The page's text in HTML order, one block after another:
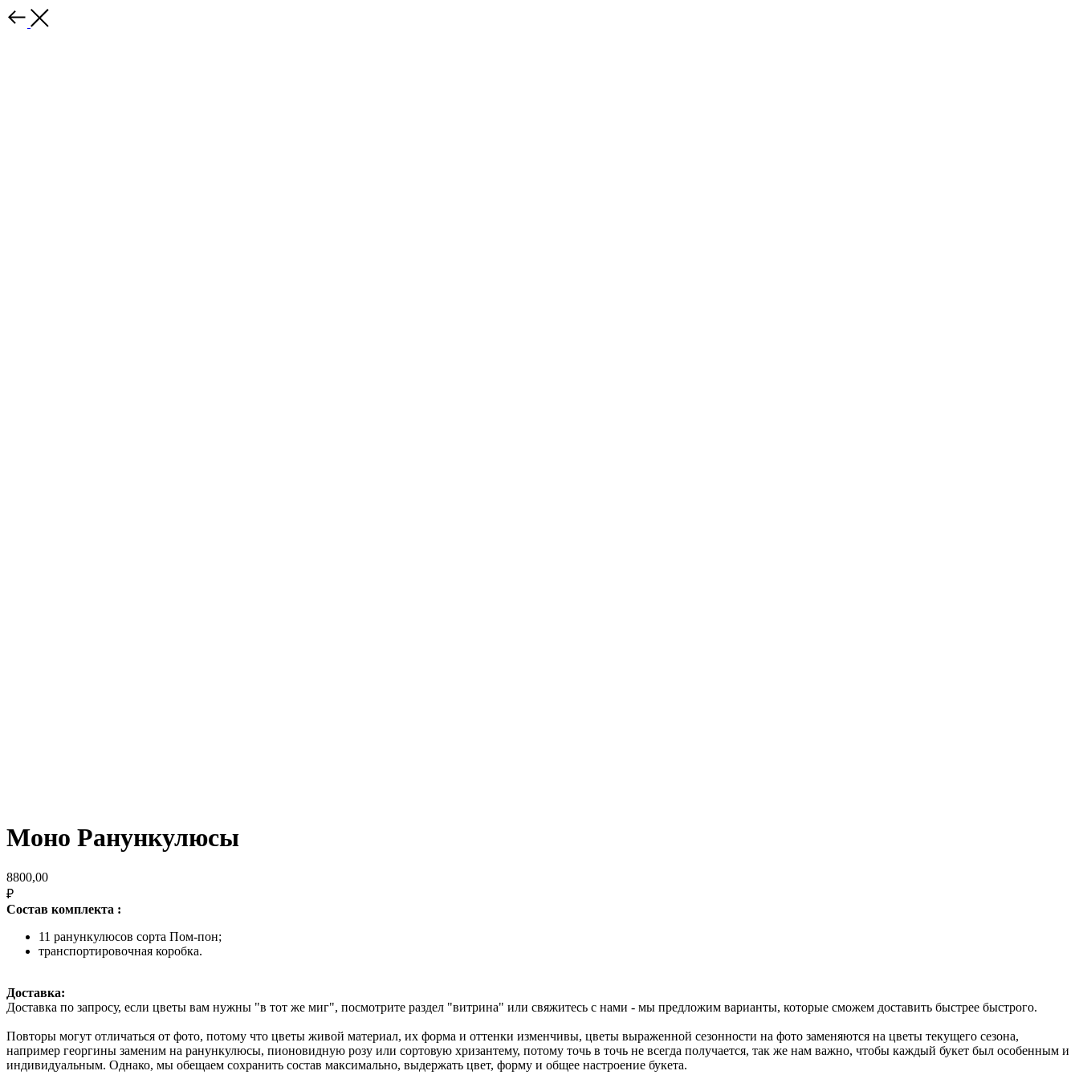
Моно Ранункулюсы
8800,00
₽
Состав комплекта :
11 ранункулюсов сорта Пом-пон;
транспортировочная коробка.
Доставка:
Доставка по запросу, если цветы вам нужны "в тот же миг", посмотрите раздел "витрина" или свяжитесь с нами - мы предложим варианты, которые сможем доставить быстрее быстрого.
Повторы могут отличаться от фото, потому что цветы живой материал, их форма и оттенки изменчивы, цветы выраженной сезонности на фото заменяются на цветы текущего сезона,
например георгины заменим на ранункулюсы, пионовидную розу или сортовую хризантему, потому точь в точь не всегда получается, так же нам важно, чтобы каждый букет был особенным и
индивидуальным. Однако, мы обещаем сохранить состав максимально, выдержать цвет, форму и общее настроение букета.